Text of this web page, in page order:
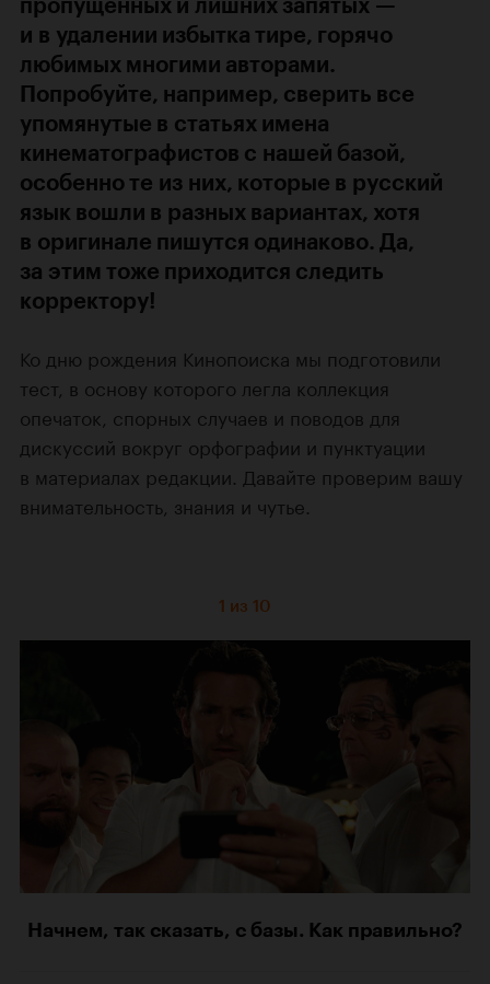
пропущенных и лишних запятых —
и в удалении избытка тире, горячо
любимых многими авторами.
Попробуйте, например, сверить все
упомянутые в статьях имена
кинематографистов с нашей базой,
особенно те из них, которые в русский
язык вошли в разных вариантах, хотя
в оригинале пишутся одинаково. Да,
за этим тоже приходится следить
корректору!
Ко дню рождения Кинопоиска мы подготовили
тест, в основу которого легла коллекция
опечаток, спорных случаев и поводов для
дискуссий вокруг орфографии и пунктуации
в материалах редакции. Давайте проверим вашу
внимательность, знания и чутье.